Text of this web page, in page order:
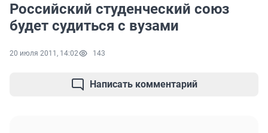
Российский студенческий союз
будет судиться с вузами
20 июля 2011, 14:02 143
Написать комментарий